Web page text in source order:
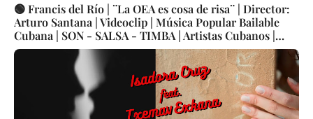
🟢 Francis del Río | ¨La OEA es cosa de risa¨ | Director:
Arturo Santana | Videoclip | Música Popular Bailable
Cubana | SON - SALSA - TIMBA | Artistas Cubanos |
Canción | CUBA